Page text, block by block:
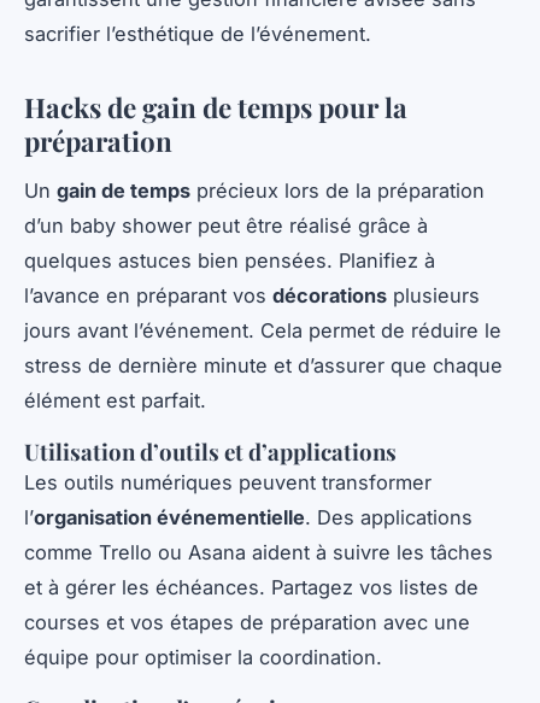
sacrifier l’esthétique de l’événement.
Hacks de gain de temps pour la
préparation
Un gain de temps précieux lors de la préparation
d’un baby shower peut être réalisé grâce à
quelques astuces bien pensées. Planifiez à
l’avance en préparant vos décorations plusieurs
jours avant l’événement. Cela permet de réduire le
stress de dernière minute et d’assurer que chaque
élément est parfait.
Utilisation d’outils et d’applications
Les outils numériques peuvent transformer
l’organisation événementielle. Des applications
comme Trello ou Asana aident à suivre les tâches
et à gérer les échéances. Partagez vos listes de
courses et vos étapes de préparation avec une
équipe pour optimiser la coordination.